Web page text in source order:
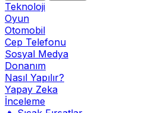
Teknoloji
Oyun
Otomobil
Cep Telefonu
Sosyal Medya
Donanım
Nasıl Yapılır?
Yapay Zeka
İnceleme